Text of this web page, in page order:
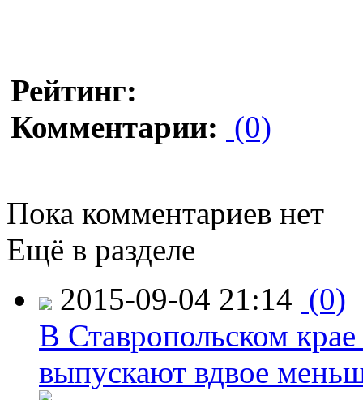
Рейтинг:
Комментарии: (0)
Пока комментариев нет
Ещё в разделе
2015-09-04 21:14 (0)
В Ставропольском
выпускают вдвое